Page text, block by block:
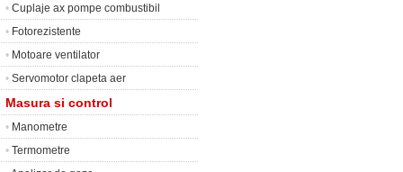
• Cuplaje ax pompe combustibil
• Fotorezistente
• Motoare ventilator
• Servomotor clapeta aer
Masura si control
• Manometre
• Termometre